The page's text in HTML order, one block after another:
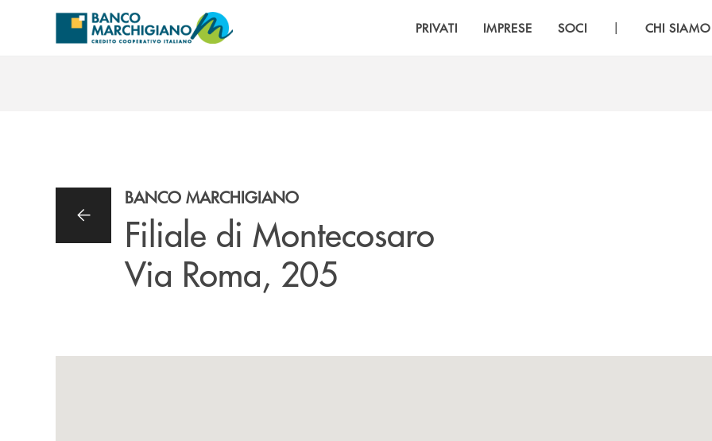
Salta al contenuto principale
PRIVATI IMPRESE SOCI | CHI SIAMO
BANCO MARCHIGIANO
Filiale di Montecosaro
Via Roma, 205